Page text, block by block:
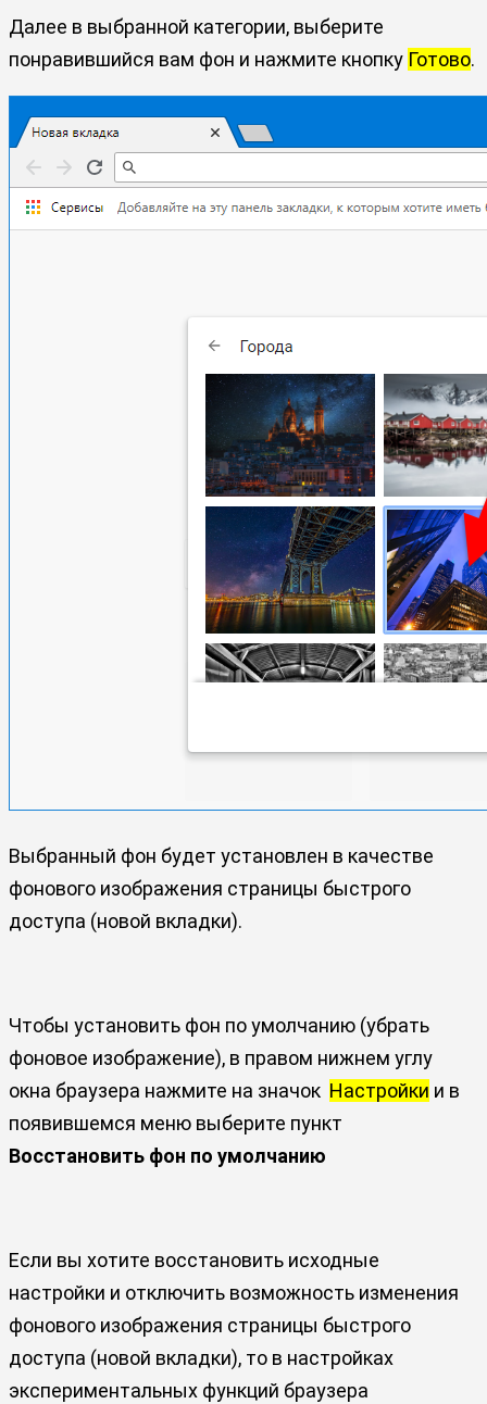
Далее в выбранной категории, выберите
понравившийся вам фон и нажмите кнопку Готово.
Выбранный фон будет установлен в качестве
фонового изображения страницы быстрого
доступа (новой вкладки).
Чтобы установить фон по умолчанию (убрать
фоновое изображение), в правом нижнем углу
окна браузера нажмите на значок Настройки и в
появившемся меню выберите пункт
Восстановить фон по умолчанию
Если вы хотите восстановить исходные
настройки и отключить возможность изменения
фонового изображения страницы быстрого
доступа (новой вкладки), то в настройках
экспериментальных функций браузера